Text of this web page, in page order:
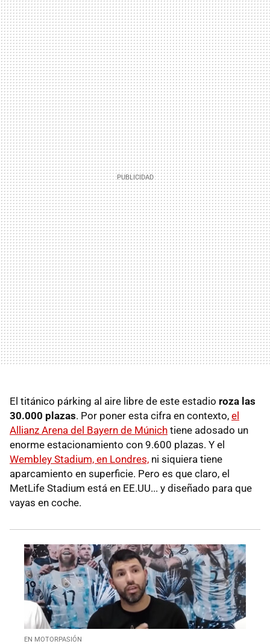
El titánico párking al aire libre de este estadio roza las
30.000 plazas. Por poner esta cifra en contexto, el
Allianz Arena del Bayern de Múnich tiene adosado un
enorme estacionamiento con 9.600 plazas. Y el
Wembley Stadium, en Londres, ni siquiera tiene
aparcamiento en superficie. Pero es que claro, el
MetLife Stadium está en EE.UU... y diseñado para que
vayas en coche.
EN MOTORPASIÓN